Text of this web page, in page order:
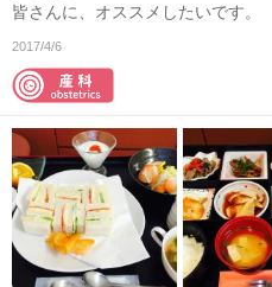
皆さんに、オススメしたいです。
2017/4/6